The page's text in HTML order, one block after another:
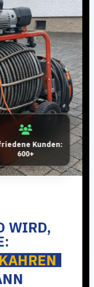
Kunden:
600+
WIRD,